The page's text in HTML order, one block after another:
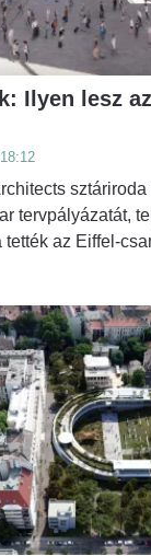
Ilyen lesz
sztáriroda
tervpályázatát,
az Eiffel-